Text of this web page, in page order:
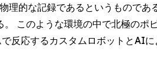
理的な記録であるというものであ
このような環境の中で北極のポ
反応するカスタムロボットとAI